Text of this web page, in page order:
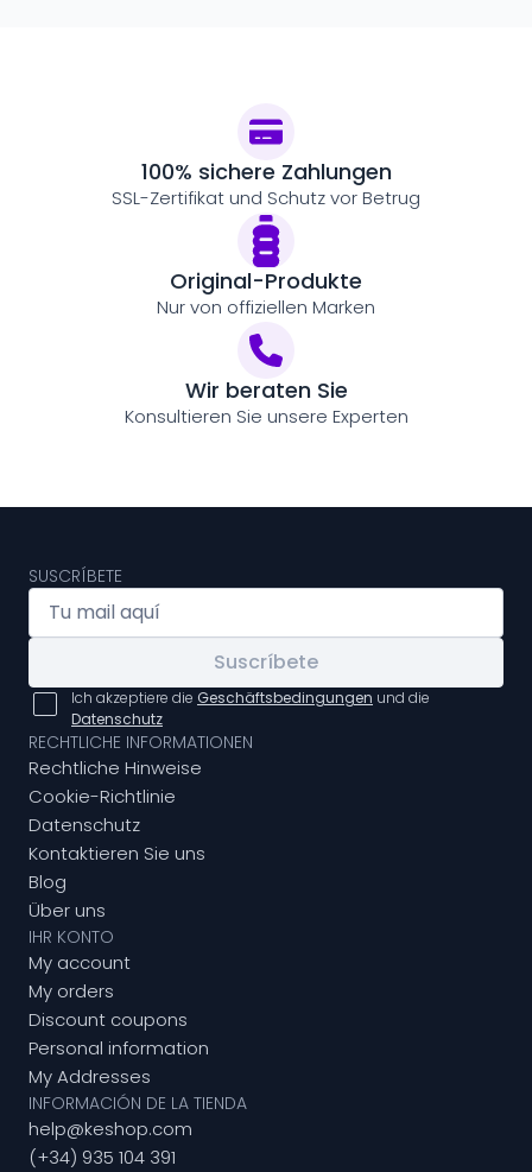
100% sichere Zahlungen
SSL-Zertifikat und Schutz vor Betrug
Original-Produkte
Nur von offiziellen Marken
Wir beraten Sie
Konsultieren Sie unsere Experten
SUSCRÍBETE
Suscríbete
Ich akzeptiere die Geschäftsbedingungen und die
Datenschutz
RECHTLICHE INFORMATIONEN
Rechtliche Hinweise
Cookie-Richtlinie
Datenschutz
Kontaktieren Sie uns
Blog
Über uns
IHR KONTO
My account
My orders
Discount coupons
Personal information
My Addresses
INFORMACIÓN DE LA TIENDA
help@keshop.com
(+34) 935 104 391